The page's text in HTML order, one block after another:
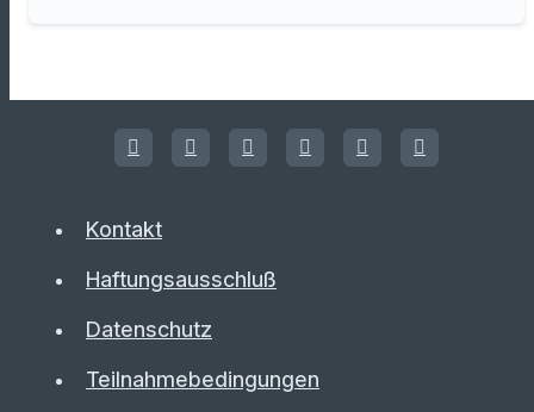
Kontakt
Haftungsausschluß
Datenschutz
Teilnahmebedingungen